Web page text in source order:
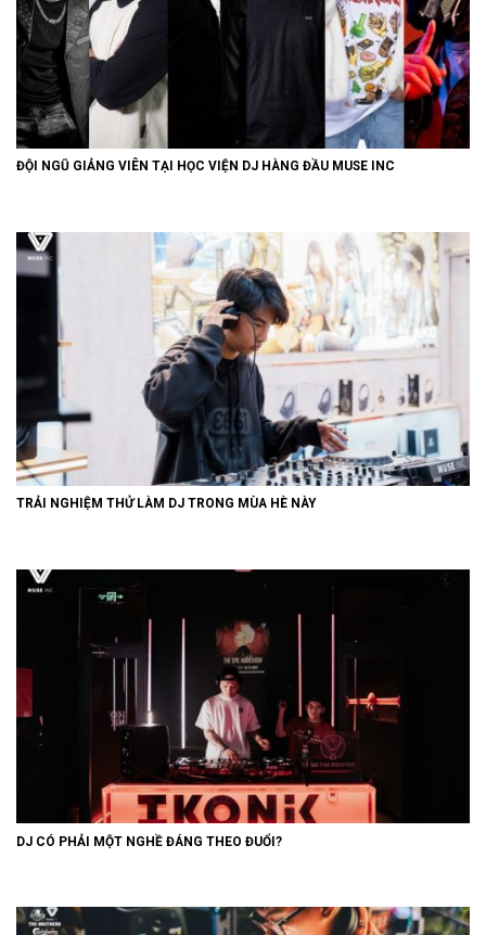
ĐỘI NGŨ GIẢNG VIÊN TẠI HỌC VIỆN DJ HÀNG ĐẦU MUSE INC
TRẢI NGHIỆM THỬ LÀM DJ TRONG MÙA HÈ NÀY
DJ CÓ PHẢI MỘT NGHỀ ĐÁNG THEO ĐUỔI?